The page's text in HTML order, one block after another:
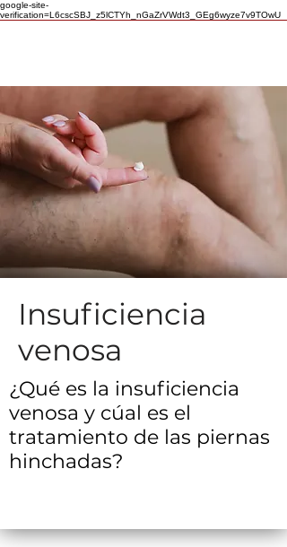
google-site-
verification=L6cscSBJ_z5lCTYh_nGaZrVWdt3_GEg6wyze7v9TOwU
Insuficiencia
venosa
¿Qué es la insuficiencia
venosa y cúal es el
tratamiento de las piernas
hinchadas?